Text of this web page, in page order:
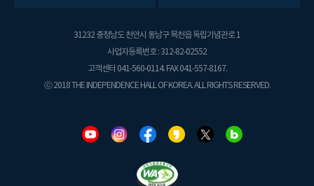
31232 충청남도 천안시 동남구 목천읍 독립기념관로 1
사업자등록번호 : 312-82-02552
고객센터 041-560-0114. FAX 041-557-8167.
ⓒ 2018 THE INDEPENDENCE HALL OF KOREA. ALL RIGHTS RESERVED.